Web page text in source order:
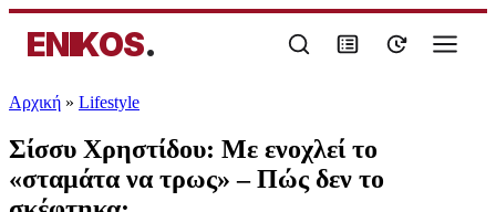
ENIKOS.
Αρχική » Lifestyle
Σίσσυ Χρηστίδου: Με ενοχλεί το
«σταμάτα να τρως» – Πώς δεν το